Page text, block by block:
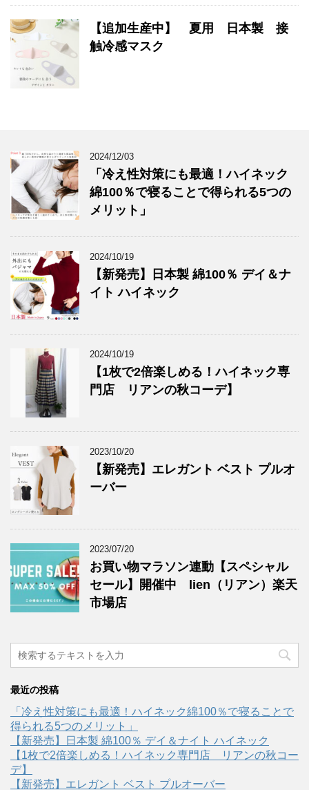
【追加生産中】 夏用 日本製 接
触冷感マスク
2024/12/03
「冷え性対策にも最適！ハイネック
綿100％で寝ることで得られる5つの
メリット」
2024/10/19
【新発売】日本製 綿100％ デイ＆ナ
イト ハイネック
2024/10/19
【1枚で2倍楽しめる！ハイネック専
門店 リアンの秋コーデ】
2023/10/20
【新発売】エレガント ベスト プルオ
ーバー
2023/07/20
お買い物マラソン連動【スペシャル
セール】開催中 lien（リアン）楽天
市場店
最近の投稿
「冷え性対策にも最適！ハイネック綿100％で寝ることで
得られる5つのメリット」
【新発売】日本製 綿100％ デイ＆ナイト ハイネック
【1枚で2倍楽しめる！ハイネック専門店 リアンの秋コー
デ】
【新発売】エレガント ベスト プルオーバー